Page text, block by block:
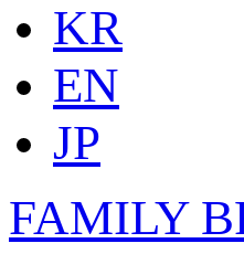
KR
EN
JP
FAMILY